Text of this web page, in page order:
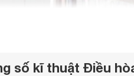
số kĩ thuật Điều